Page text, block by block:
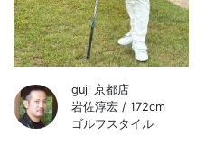
guji 京都店
岩佐淳宏 / 172cm
ゴルフスタイル